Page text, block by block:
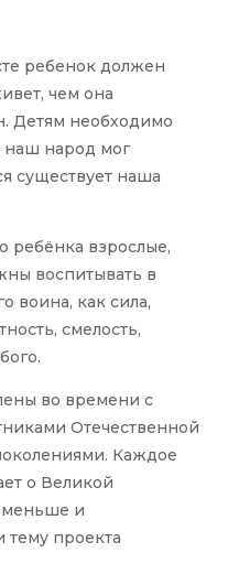
ребенок должен
чем она
Детям необходимо
наш народ мог
существует наша
ребёнка взрослые,
воспитывать в
воина, как сила,
смелость,
во времени с
Отечественной
Каждое
о Великой
меньше и
проекта